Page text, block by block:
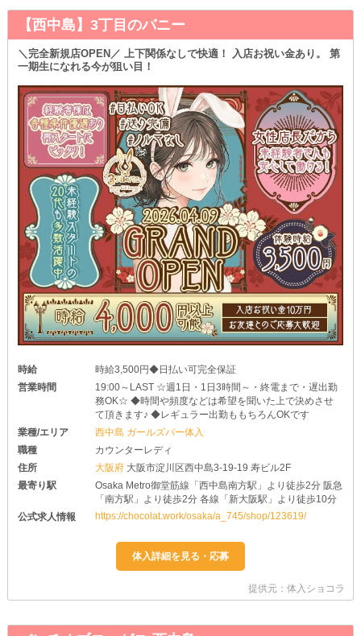
【西中島】3丁目のバニー
＼完全新規店OPEN／ 上下関係なしで快適！ 入店お祝い金あり。 第
一期生になれる今が狙い目！
時給
時給3,500円◆日払い可完全保証
営業時間
19:00～LAST ☆週1日・1日3時間～・終電まで・遅出勤
務OK☆ ◆時間や頻度などは希望を聞いた上で決めさせ
て頂きます♪ ◆レギュラー出勤ももちろんOKです
業種/エリア
西中島 ガールズバー体入
職種
カウンターレディ
住所
大阪府 大阪市淀川区西中島3-19-19 寿ビル2F
最寄り駅
Osaka Metro御堂筋線「西中島南方駅」より徒歩2分 阪急
「南方駅」より徒歩2分 各線「新大阪駅」より徒歩10分
公式求人情報
https://chocolat.work/osaka/a_745/shop/123619/
提供元：体入ショコラ